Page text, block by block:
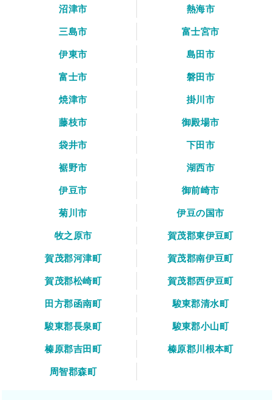
沼津市
熱海市
三島市
富士宮市
伊東市
島田市
富士市
磐田市
焼津市
掛川市
藤枝市
御殿場市
袋井市
下田市
裾野市
湖西市
伊豆市
御前崎市
菊川市
伊豆の国市
牧之原市
賀茂郡東伊豆町
賀茂郡河津町
賀茂郡南伊豆町
賀茂郡松崎町
賀茂郡西伊豆町
田方郡函南町
駿東郡清水町
駿東郡長泉町
駿東郡小山町
榛原郡吉田町
榛原郡川根本町
周智郡森町